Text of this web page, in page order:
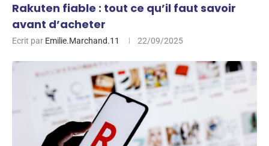
Rakuten fiable : tout ce qu’il faut savoir
avant d’acheter
Ecrit par Emilie.Marchand.11 22/09/2025